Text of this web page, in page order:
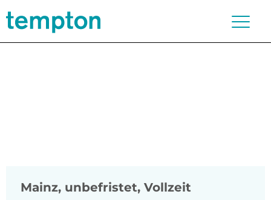
Mainz, unbefristet, Vollzeit